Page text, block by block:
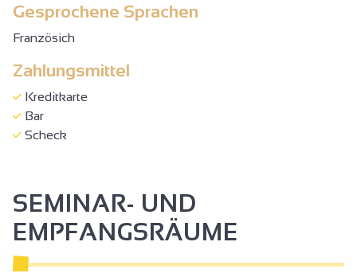
Gesprochene Sprachen
Französich
Zahlungsmittel
Kreditkarte
Bar
Scheck
SEMINAR- UND
EMPFANGSRÄUME